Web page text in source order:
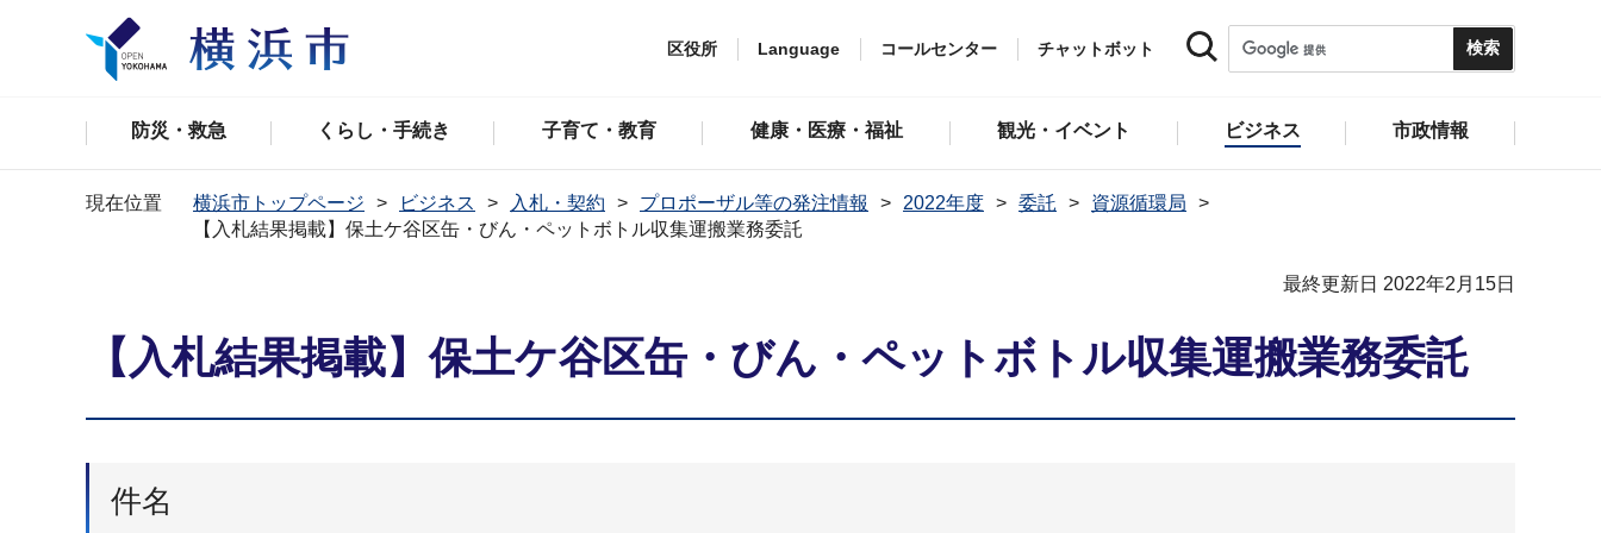
区役所 Language コールセンター チャットボット
防災・救急 くらし・手続き 子育て・教育 健康・医療・福祉 観光・イベント ビジネス 市政情報
現在位置 横浜市トップページ ビジネス 入札・契約 プロポーザル等の発注情報 2022年度 委託
資源循環局
【入札結果掲載】保土ケ谷区缶・びん・ペットボトル収集運搬業務委託
最終更新日 2022年2月15日
【入札結果掲載】保土ケ谷区缶・びん・ペットボトル収集運搬業務委託
件名